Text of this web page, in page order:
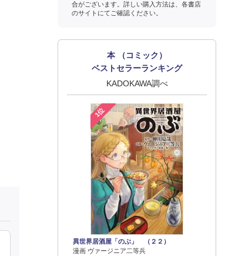
合がございます。詳しい購入方法は、各書店
のサイトにてご確認ください。
本 （コミック）
ベストセラーランキング
KADOKAWA調べ
1位
異世界居酒屋「のぶ」 （２２）
漫画 ヴァージニア二等兵